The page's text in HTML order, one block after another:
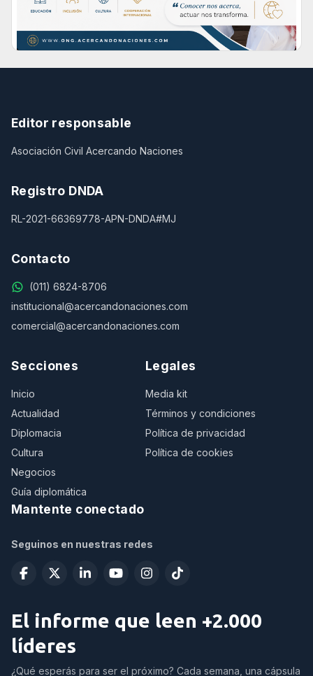
Editor responsable
Asociación Civil Acercando Naciones
Registro DNDA
RL-2021-66369778-APN-DNDA#MJ
Contacto
(011) 6824-8706
institucional@acercandonaciones.com
comercial@acercandonaciones.com
Secciones
Inicio
Actualidad
Diplomacia
Cultura
Negocios
Guía diplomática
Legales
Media kit
Términos y condiciones
Política de privacidad
Política de cookies
Mantente conectado
Seguinos en nuestras redes
El informe que leen +2.000
líderes
¿Qué esperás para ser el próximo? Cada semana, una cápsula